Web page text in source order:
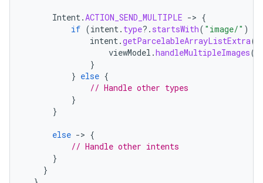
Intent.ACTION_SEND_MULTIPLE -> {
if (intent. type?. startsWith( "image/" )
intent.getParcelableArrayListExtra(
viewModel .handleMultipleImages(
}
} else {
// Handle other types
}
}
else -> {
// Handle other intents
}
}